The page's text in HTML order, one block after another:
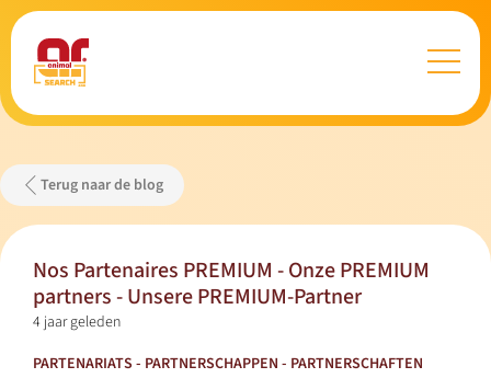
Terug naar de blog
Nos Partenaires PREMIUM - Onze PREMIUM
partners - Unsere PREMIUM-Partner
4 jaar geleden
PARTENARIATS - PARTNERSCHAPPEN - PARTNERSCHAFTEN